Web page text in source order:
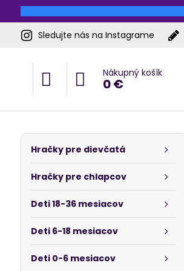
Sledujte nás na Instagrame
Nákupný košík
0 €
Hračky pre dievčatá
Hračky pre chlapcov
Deti 18-36 mesiacov
Deti 6-18 mesiacov
Deti 0-6 mesiacov